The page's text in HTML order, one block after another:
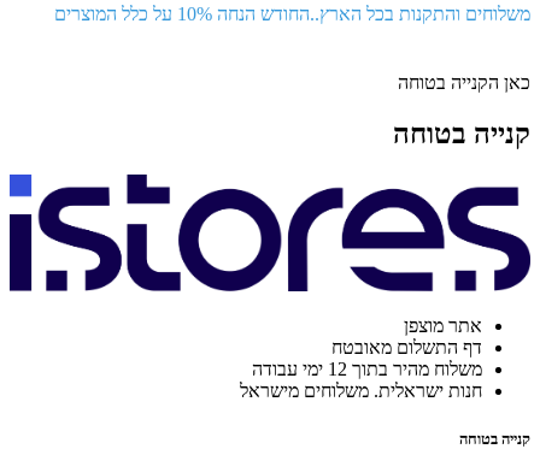
משלוחים והתקנות בכל הארץ..החודש הנחה 10% על כלל המוצרים
כאן הקנייה בטוחה
קנייה בטוחה
אתר מוצפן
דף התשלום מאובטח
משלוח מהיר בתוך 12 ימי עבודה
חנות ישראלית. משלוחים מישראל
קנייה בטוחה